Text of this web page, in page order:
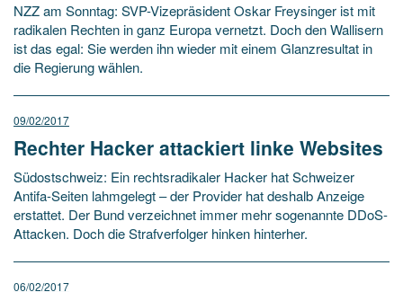
NZZ am Sonntag: SVP-Vizepräsident Oskar Freysinger ist mit
radikalen Rechten in ganz Europa vernetzt. Doch den Wallisern
ist das egal: Sie werden ihn wieder mit einem Glanzresultat in
die Regierung wählen.
09/02/2017
Rechter Hacker attackiert linke Websites
Südostschweiz: Ein rechtsradikaler Hacker hat Schweizer
Antifa-Seiten lahmgelegt – der Provider hat deshalb Anzeige
erstattet. Der Bund verzeichnet immer mehr sogenannte DDoS-
Attacken. Doch die Strafverfolger hinken hinterher.
06/02/2017